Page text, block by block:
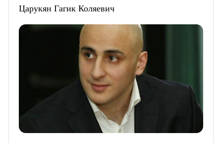
Царукян Гагик Коляевич